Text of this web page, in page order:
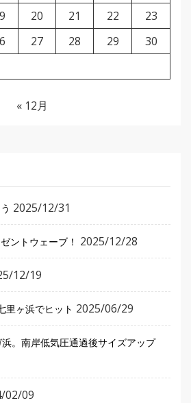
20 21 22
23
27 28 29
30
« 12月
2025/12/31
ントウェーブ！ 2025/12/28
12/19
里ヶ浜でヒット 2025/06/29
。南岸低気圧通過後サイズアップ
02/09